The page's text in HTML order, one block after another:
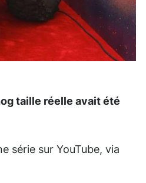
taille réelle avait été
série sur YouTube, via